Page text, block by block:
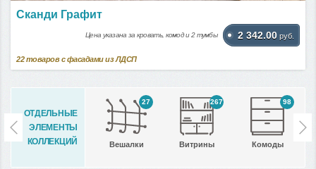
Сканди Графит
Цена указана за кровать, комод и 2 тумбы 2 342.00 руб.
22 товаров с фасадами из ЛДСП
ОТДЕЛЬНЫЕ
ЭЛЕМЕНТЫ
КОЛЛЕКЦИЙ
27
Вешалки
267
Витрины
98
Комоды